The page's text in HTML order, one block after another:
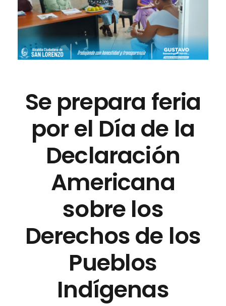
Se prepara feria
por el Día de la
Declaración
Americana
sobre los
Derechos de los
Pueblos
Indígenas